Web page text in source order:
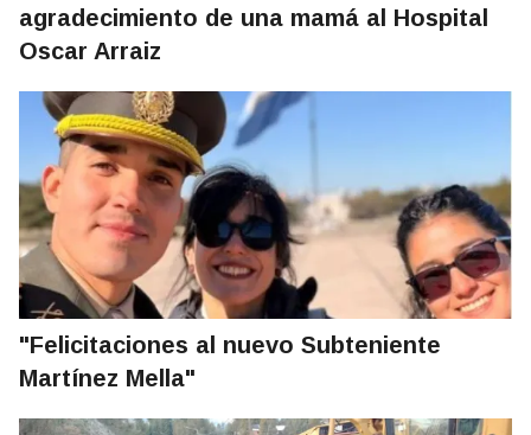
agradecimiento de una mamá al Hospital
Oscar Arraiz
"Felicitaciones al nuevo Subteniente
Martínez Mella"